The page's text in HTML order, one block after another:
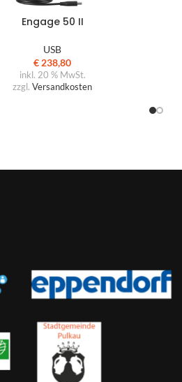
Engage 50 II
USB
€ 238,80
inkl. 20 % MwSt.
zzgl. Versandkosten